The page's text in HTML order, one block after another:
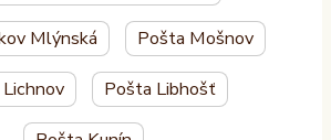
Mlýnská Pošta Mošnov
Pošta Libhošť